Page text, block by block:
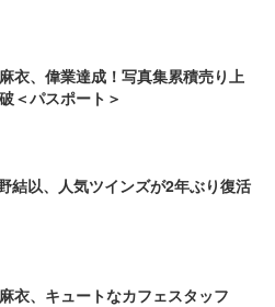
衣、偉業達成！写真集累積売り上
＜パスポート＞
結以、人気ツインズが2年ぶり復活
衣、キュートなカフェスタッフ